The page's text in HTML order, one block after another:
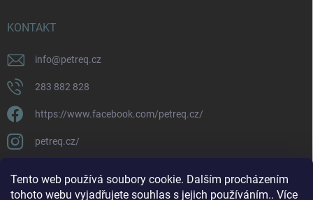
Tento web používá soubory cookie. Dalším procházením
tohoto webu vyjadřujete souhlas s jejich používáním.. Více
KONTAKT
info@petreq.cz
283 882 828
https://www.facebook.com/petreq.cz/
petreq.cz/